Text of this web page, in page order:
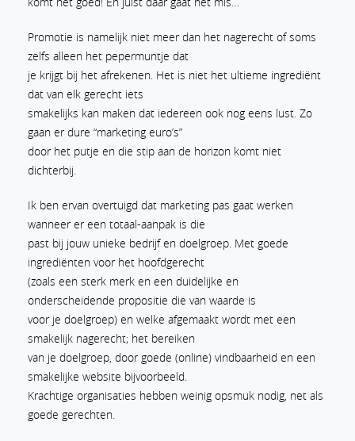
Promotie is namelijk niet meer dan het nagerecht of soms
zelfs alleen het pepermuntje dat
je krijgt bij het afrekenen. Het is niet het ultieme ingrediënt
dat van elk gerecht iets
smakelijks kan maken dat iedereen ook nog eens lust. Zo
gaan er dure “marketing euro’s”
door het putje en die stip aan de horizon komt niet
dichterbij.
Ik ben ervan overtuigd dat marketing pas gaat werken
wanneer er een totaal-aanpak is die
past bij jouw unieke bedrijf en doelgroep. Met goede
ingrediënten voor het hoofdgerecht
(zoals een sterk merk en een duidelijke en
onderscheidende propositie die van waarde is
voor je doelgroep) en welke afgemaakt wordt met een
smakelijk nagerecht; het bereiken
van je doelgroep, door goede (online) vindbaarheid en een
smakelijke website bijvoorbeeld.
Krachtige organisaties hebben weinig opsmuk nodig, net als
goede gerechten.